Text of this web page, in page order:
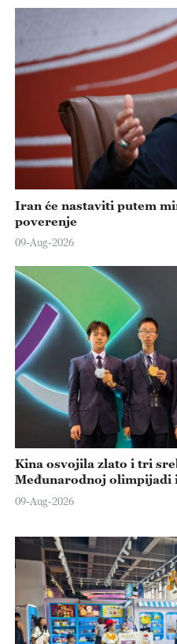
Iran će nastaviti putem
poverenje
09-Aug-2026
Kina osvojila zlato i tri
Međunarodnoj olimpijadi
09-Aug-2026